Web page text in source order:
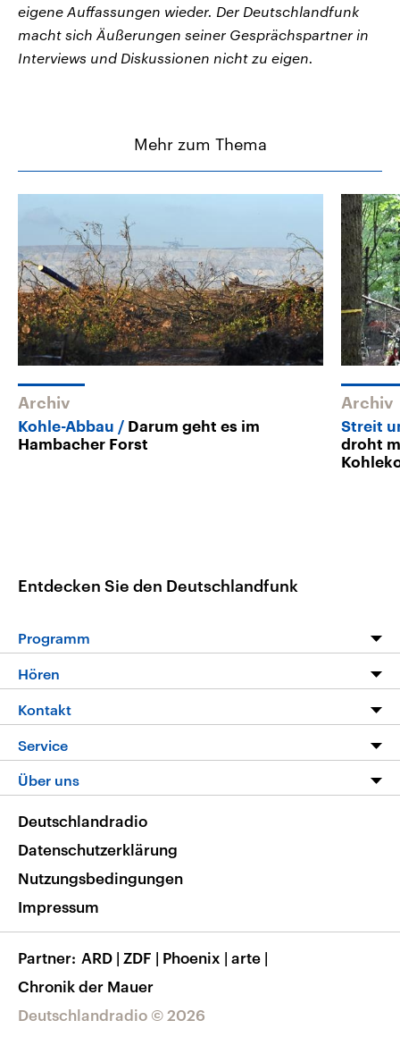
eigene Auffassungen wieder. Der Deutschlandfunk
macht sich Äußerungen seiner Gesprächspartner in
Interviews und Diskussionen nicht zu eigen.
Mehr zum Thema
Archiv
Kohle-Abbau
Darum geht es im
Hambacher Forst
Archiv
Streit
droht
Entdecken Sie den Deutschlandfunk
Programm
Die Nachrichten
Nachrichtenleicht
Neue Beiträge auf dlf.de
Hören
Livestream
Podcasts
Deutschlandfunk App
Nachrichten App
Frequenzen
Kontakt
Service
FAQ
Veranstaltungen
Musikliste
RSS
Über uns
Barrierefreiheit
Deutschlandradio © 2026
Deutschlandradio
Datenschutzerklärung
Nutzungsbedingungen
Impressum
Partner ARD | ZDF | Phoenix | arte |
Chronik der Mauer